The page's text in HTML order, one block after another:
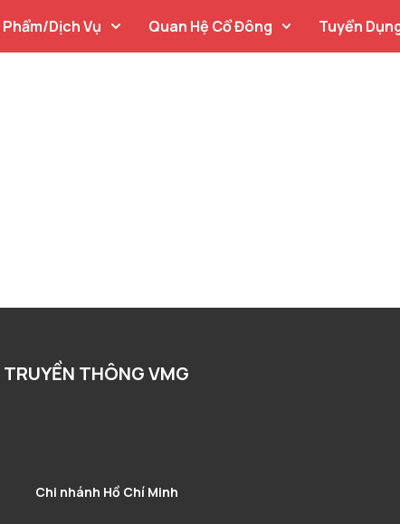
Phẩm/Dịch Vụ Quan Hệ Cổ Đông Tuyển
THÔNG VMG
Chi nhánh Hồ Chí Minh